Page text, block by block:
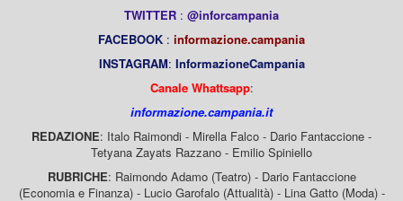
TWITTER : @inforcampania
FACEBOOK : informazione.campania
INSTAGRAM: InformazioneCampania
Canale Whattsapp:
informazione.campania.it
REDAZIONE: Italo Raimondi - Mirella Falco - Dario Fantaccione -
Tetyana Zayats Razzano - Emilio Spiniello
RUBRICHE: Raimondo Adamo (Teatro) - Dario Fantaccione
(Economia e Finanza) - Lucio Garofalo (Attualità) - Lina Gatto (Moda) -